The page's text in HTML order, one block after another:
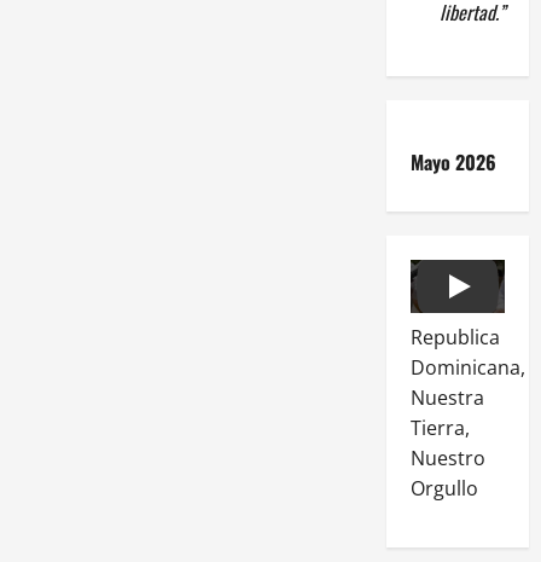
libertad.”
Mayo 2026
Play
Republica
Dominicana,
Nuestra
Tierra,
Nuestro
Orgullo